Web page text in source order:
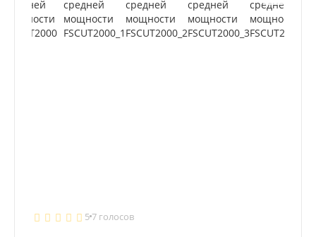
57 голосов